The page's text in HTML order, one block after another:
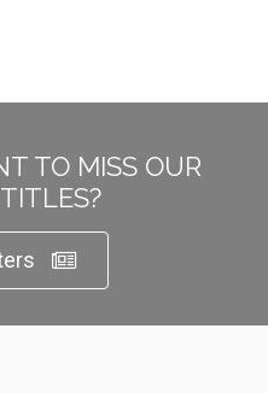
TO MISS OUR